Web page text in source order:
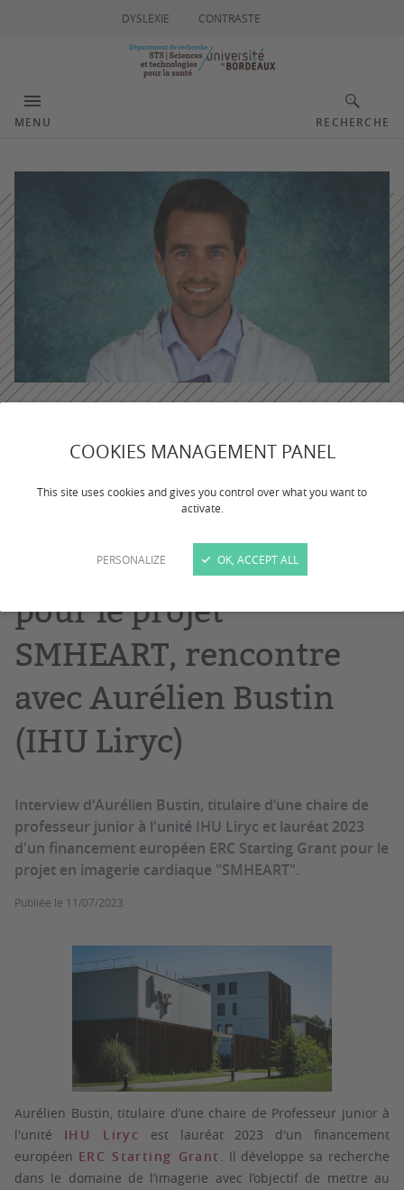
COOKIES MANAGEMENT PANEL
This site uses cookies and gives you control over what you want to
activate.
PERSONALIZE OK, ACCEPT ALL
DYSLEXIE CONTRASTE
MENU RECHERCHE
De la Chaire de
professeur junior à
l'ERC Starting Grant
pour le projet
SMHEART, rencontre
avec Aurélien Bustin
(IHU Liryc)
Interview d'Aurélien Bustin, titulaire d’une chaire de
professeur junior à l'unité IHU Liryc et lauréat 2023
d'un financement européen ERC Starting Grant pour le
projet en imagerie cardiaque "SMHEART".
Publiée le 11/07/2023
Aurélien Bustin, titulaire d’une chaire de Professeur junior à
l'unité IHU Liryc
est lauréat 2023 d'un financement
européen ERC Starting Grant . Il développe sa recherche
dans le domaine de l’imagerie avec l’objectif de mettre au